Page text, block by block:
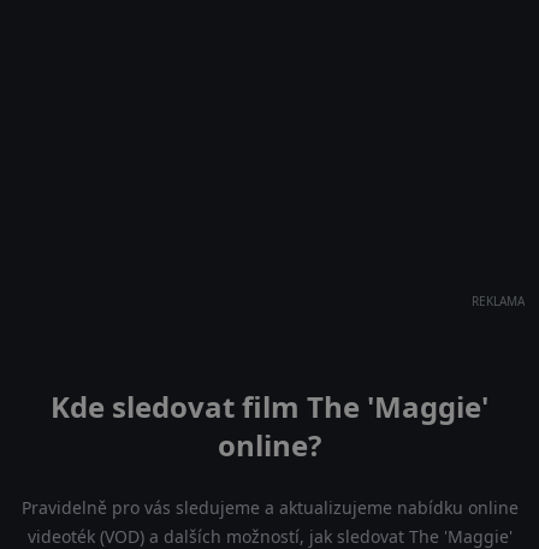
REKLAMA
Kde sledovat film The 'Maggie'
online?
Pravidelně pro vás sledujeme a aktualizujeme nabídku online
videoték (VOD) a dalších možností, jak sledovat The 'Maggie'